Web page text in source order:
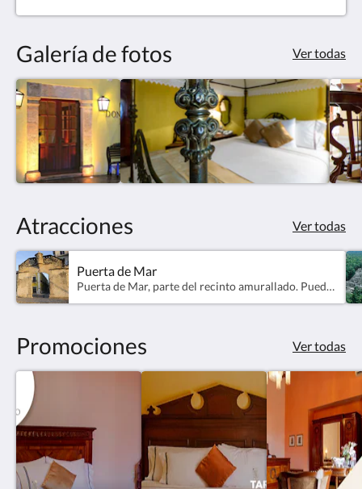
Galería de fotos Ver todas
Atracciones Ver todas
Puerta de Mar
Puerta de Mar, parte del recinto amurallado. Puedes recorrer el lienzo de muralla ingresando al Museo del Baluarte de La Soledad a unos cuantos metros.
Promociones Ver todas